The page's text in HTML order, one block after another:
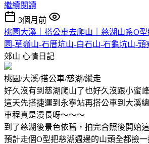
繼續閱讀
3個月前
桃園大溪｜搭公車去爬山｜慈湖山系O
園-草嶺山-石厝坑山-白石山-石龜坑山-頭
郊山 心情日記
桃園/大溪/搭公車/慈湖/縱走
好久沒有到慈湖爬山了也好久沒跟小蜜
這天先搭捷運到永寧站再搭公車到大溪
車程真是漫長呀～～～
到了慈湖後景色依舊，拍完合照後開始
預計走個O型把慈湖週邊的山頭全都撿一